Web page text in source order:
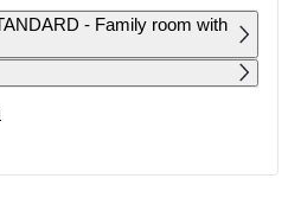
1
2 859
2
2 859
3
2 859
4
2 859
- Family room with